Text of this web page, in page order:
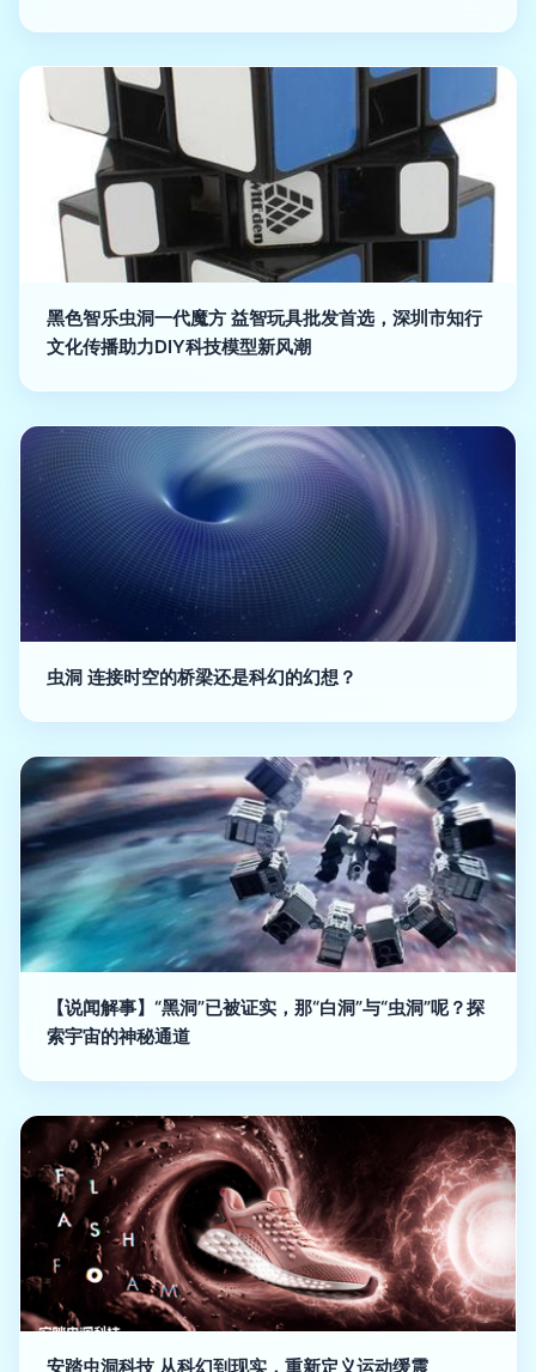
黑色智乐虫洞一代魔方 益智玩具批发首选，深圳市知行
文化传播助力DIY科技模型新风潮
虫洞 连接时空的桥梁还是科幻的幻想？
【说闻解事】“黑洞”已被证实，那“白洞”与“虫洞”呢？探
索宇宙的神秘通道
安踏虫洞科技 从科幻到现实，重新定义运动缓震